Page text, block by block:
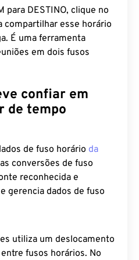
para DESTINO, clique no
compartilhar esse horário
É uma ferramenta
em dois fusos
confiar em
de tempo
de fuso horário da
conversões de fuso
reconhecida e
gerencia dados de fuso
utiliza um deslocamento
fusos horários. No